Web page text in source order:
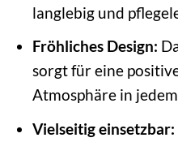
langlebig und
Fröhliches Design:
sorgt für eine
Atmosphäre in
Vielseitig einsetzbar: